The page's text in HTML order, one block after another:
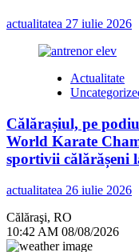
actualitatea 27 iulie 2026
Actualitate
Călărașiul, pe
World Karate
sportivii călărășeni
actualitatea 26 iulie 2026
Călăraşi, RO
10:42 AM 08/08/2026